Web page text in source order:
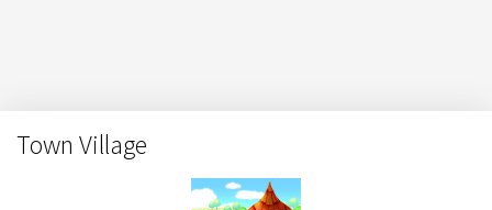
Town Village